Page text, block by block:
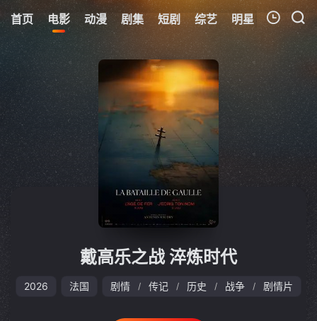
首页 电影 动漫 剧集 短剧 综艺 明星 周表
我的观影记录
暂无观看影片的记录
戴高乐之战 淬炼时代
2026 法国 剧情 / 传记 / 历史 / 战争 / 剧情片